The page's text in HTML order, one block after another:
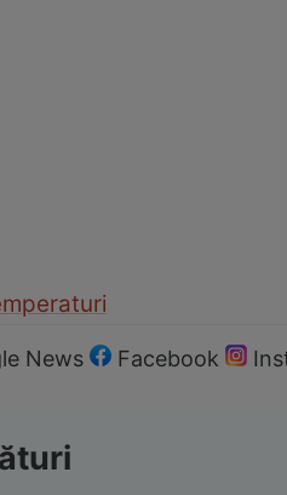
News Facebook